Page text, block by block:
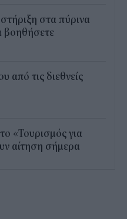
στα πύρινα
βοηθήσετε
από τις διεθνείς
το «Τουρισμός για
αίτηση σήμερα